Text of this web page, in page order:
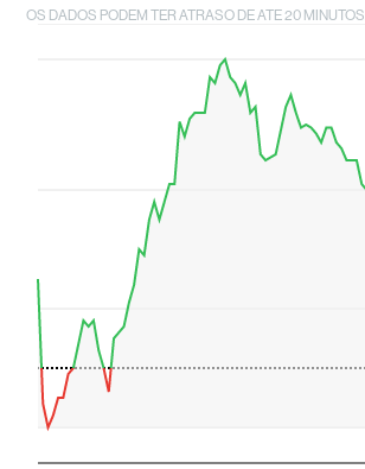
OS DADOS PODEM TER ATRASO DE ATE 20 MINUTOS.